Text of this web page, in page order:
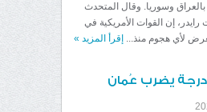
بالعراق وسوريا. وقال المتحدث
رايدر، إن القوات الأمريكية في
لأي هجوم منذ... إقرأ المزيد »